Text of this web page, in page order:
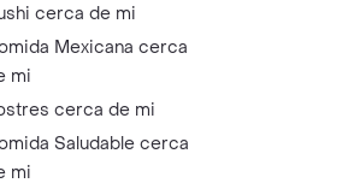
cerca de mi
Mexicana cerca
mi
cerca de mi
Saludable cerca
mi